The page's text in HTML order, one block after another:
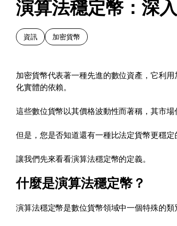
演算法穩定幣：深
資訊 加密貨幣
加密貨幣代表著一種先進的數位資產，它利
化實體的依賴。
這些數位貨幣以其價格波動性而著稱，其市
但是，您是否知道還有一種比法定貨幣更穩定
讓我們先來看看演算法穩定幣的定義。
什麼是演算法穩定幣？
演算法穩定幣是數位貨幣領域中一個特殊的